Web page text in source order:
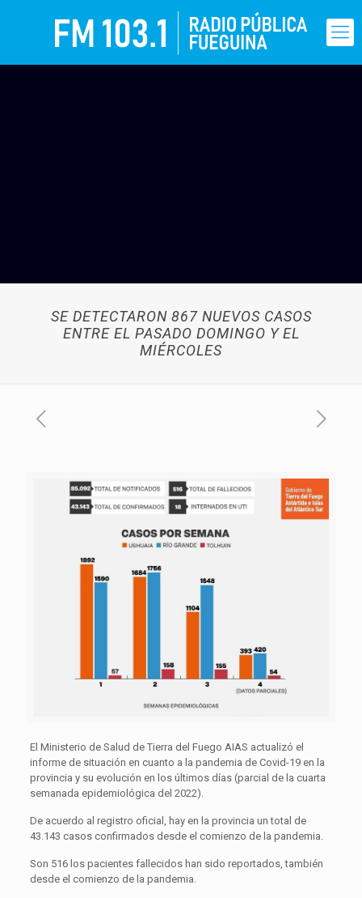
SE DETECTARON 867 NUEVOS CASOS
ENTRE EL PASADO DOMINGO Y EL
MIÉRCOLES
El Ministerio de Salud de Tierra del Fuego AIAS actualizó el
informe de situación en cuanto a la pandemia de Covid-19 en la
provincia y su evolución en los últimos días (parcial de la cuarta
semanada epidemiológica del 2022).
De acuerdo al registro oficial, hay en la provincia un total de
43.143 casos confirmados desde el comienzo de la pandemia.
Son 516 los pacientes fallecidos han sido reportados, también
desde el comienzo de la pandemia.